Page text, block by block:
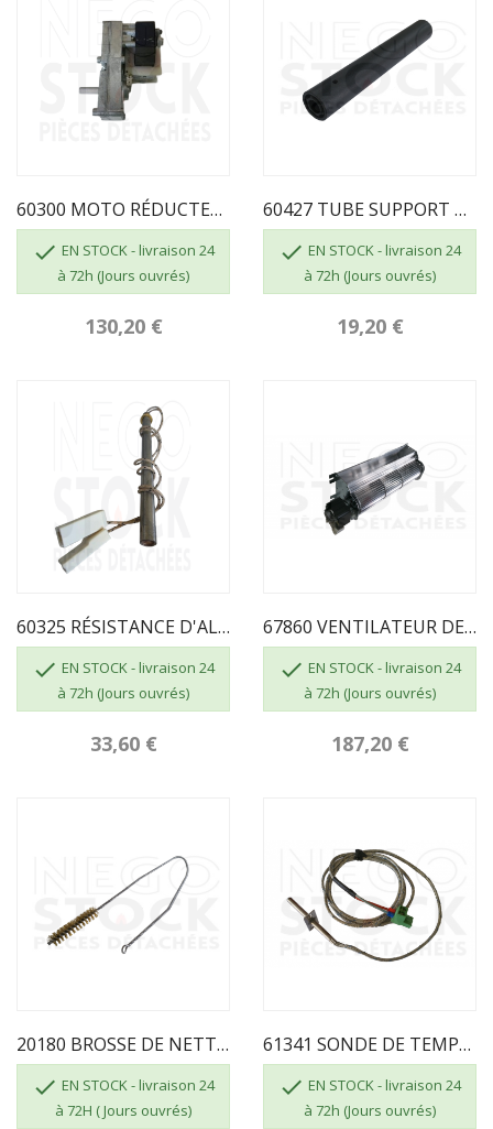
60300 MOTO RÉDUCTEUR 2 RPM VIS SANS FIN ECOFOREST
 EN STOCK - livraison 24
à 72h (Jours ouvrés)
130,20 €
60427 TUBE SUPPORT BOUGIE ECOFOREST
 EN STOCK - livraison 24
à 72h (Jours ouvrés)
19,20 €
60325 RÉSISTANCE D'ALLUMAGE ECOFOREST...
 EN STOCK - livraison 24
à 72h (Jours ouvrés)
33,60 €
67860 VENTILATEUR DE CONVECTION ECOFOREST
 EN STOCK - livraison 24
à 72h (Jours ouvrés)
187,20 €
20180 BROSSE DE NETTOYAGE ECOFOREST
 EN STOCK - livraison 24
à 72H ( Jours ouvrés)
61341 SONDE DE TEMPERATURE SORTIE DE GAZ ECOFOREST
 EN STOCK - livraison 24
à 72h (Jours ouvrés)